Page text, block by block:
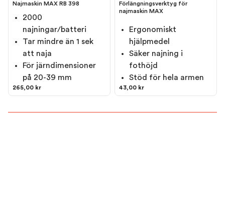
Najmaskin MAX RB 398
2000
najningar/batteri
Tar mindre än 1 sek
att naja
För järndimensioner
på 20-39 mm
265,00 kr
Förlängningsverktyg för
najmaskin MAX
Ergonomiskt
hjälpmedel
Säker najning i
fothöjd
Stöd för hela armen
43,00 kr